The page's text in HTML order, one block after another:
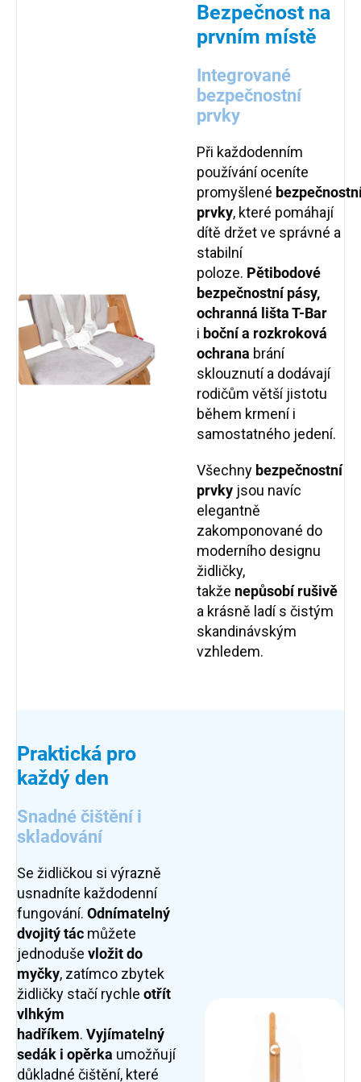
Bezpečnost na
prvním místě
Integrované
bezpečnostní
prvky
Při každodenním
používání oceníte
promyšlené
prvky, které pomáhají
dítě držet ve správné a
stabilní
poloze. Pětibodové
bezpečnostní pásy,
ochranná lišta T-Bar
i boční a rozkroková
ochrana brání
sklouznutí a dodávají
rodičům větší jistotu
během krmení i
samostatného jedení.
Všechny bezpečnostní
prvky jsou navíc
elegantně
zakomponované do
moderního designu
židličky,
takže nepůsobí rušivě
a krásně ladí s čistým
skandinávským
vzhledem.
Praktická pro
každý den
Snadné čištění i
skladování
Se židličkou si výrazně
usnadníte každodenní
fungování. Odnímatelný
dvojitý tác můžete
jednoduše vložit do
myčky, zatímco zbytek
židličky stačí rychle otřít
vlhkým
hadříkem. Vyjímatelný
sedák i opěrka umožňují
důkladné čištění, které